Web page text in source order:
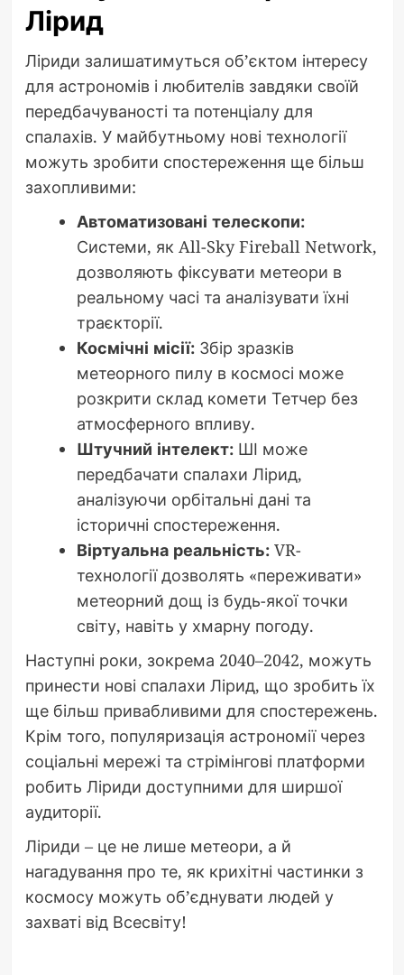
Лірид
Ліриди залишатимуться об’єктом інтересу
для астрономів і любителів завдяки своїй
передбачуваності та потенціалу для
спалахів. У майбутньому нові технології
можуть зробити спостереження ще більш
захопливими:
Автоматизовані телескопи:
Системи, як All-Sky Fireball Network,
дозволяють фіксувати метеори в
реальному часі та аналізувати їхні
траєкторії.
Космічні місії:Збір зразків
метеорного пилу в космосі може
розкрити склад комети Тетчер без
атмосферного впливу.
Штучний інтелект:ШІ може
передбачати спалахи Лірид,
аналізуючи орбітальні дані та
історичні спостереження.
Віртуальна реальність:VR-
технології дозволять «переживати»
метеорний дощ із будь-якої точки
світу, навіть у хмарну погоду.
Наступні роки, зокрема 2040–2042, можуть
принести нові спалахи Лірид, що зробить їх
ще більш привабливими для спостережень.
Крім того, популяризація астрономії через
соціальні мережі та стрімінгові платформи
робить Ліриди доступними для ширшої
аудиторії.
Ліриди – це не лише метеори, а й
нагадування про те, як крихітні частинки з
космосу можуть об’єднувати людей у
захваті від Всесвіту!